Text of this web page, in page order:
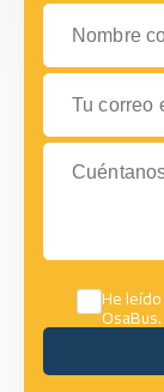
Nombre
Tu correo
Cuéntanos
He
OsaBus.